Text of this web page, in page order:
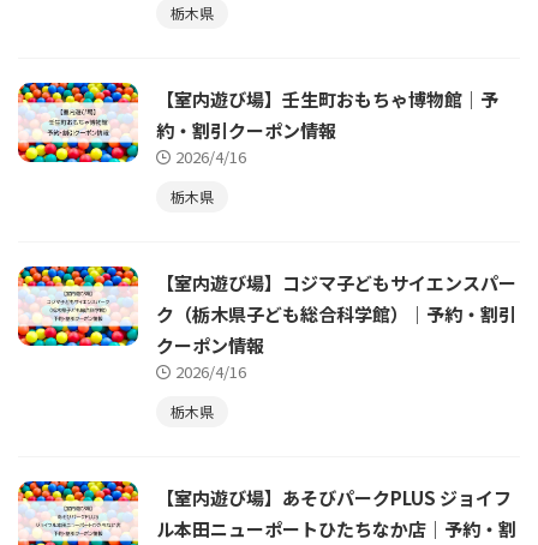
栃木県
【室内遊び場】壬生町おもちゃ博物館｜予
約・割引クーポン情報
2026/4/16
栃木県
【室内遊び場】コジマ子どもサイエンスパー
ク（栃木県子ども総合科学館）｜予約・割引
クーポン情報
2026/4/16
栃木県
【室内遊び場】あそびパークPLUS ジョイフ
ル本田ニューポートひたちなか店｜予約・割